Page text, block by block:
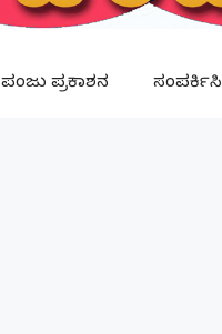
ಪಂಜು ಪ್ರಕಾಶನ ಸಂಪರ್ಕಿಸಿ